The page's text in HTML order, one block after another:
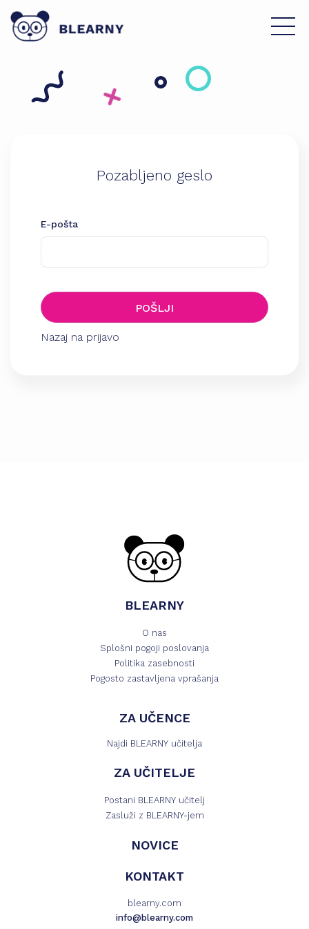
Pozabljeno geslo
E-pošta
POŠLJI
Nazaj na prijavo
BLEARNY
O nas
Splošni pogoji poslovanja
Politika zasebnosti
Pogosto zastavljena vprašanja
ZA UČENCE
Najdi BLEARNY učitelja
ZA UČITELJE
Postani BLEARNY učitelj
Zasluži z BLEARNY-jem
NOVICE
KONTAKT
blearny.com
info@blearny.com